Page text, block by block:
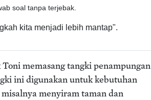
soal tanpa terjebak.
kita menjadi lebih mantap".
memasang tangki penampungan
ini digunakan untuk kebutuhan
menyiram taman dan